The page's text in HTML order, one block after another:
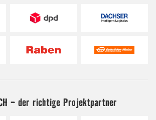
- der richtige Projektpartner